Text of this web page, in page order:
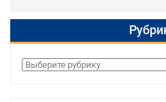
Рубрики